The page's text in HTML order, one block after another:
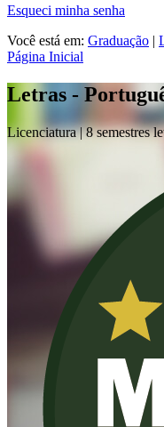
Esqueci minha senha
Você está em: Graduação |
Página Inicial
Letras -
Licenciatura |8 semestres